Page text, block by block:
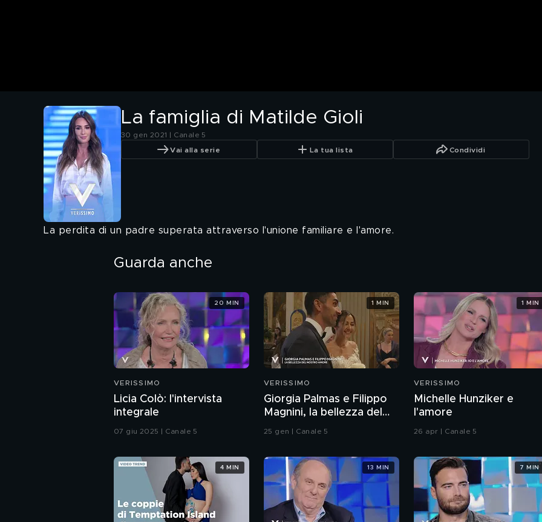
La famiglia di Matilde Gioli
30 gen 2021 | Canale 5
Vai alla serie La tua lista Condividi
La perdita di un padre superata attraverso l'unione familiare e l'amore.
Guarda anche
VERISSIMO
Licia Colò: l'intervista
integrale
07 giu 2025 | Canale 5
20 MIN
VERISSIMO
Giorgia Palmas e Filippo
Magnini, la bellezza del
loro amore
25 gen | Canale 5
1 MIN
VERISSIMO
Michelle Hunziker e
l'amore
26 apr | Canale 5
1 MIN
4 MIN 13 MIN 7 MIN